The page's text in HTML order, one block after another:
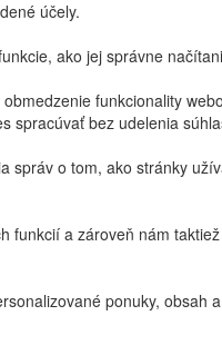
účely.
ako jej správne
funkcionality
spracúvať bez udelenia
správ o tom, ako stránky
a zároveň nám
ponuky, obsah